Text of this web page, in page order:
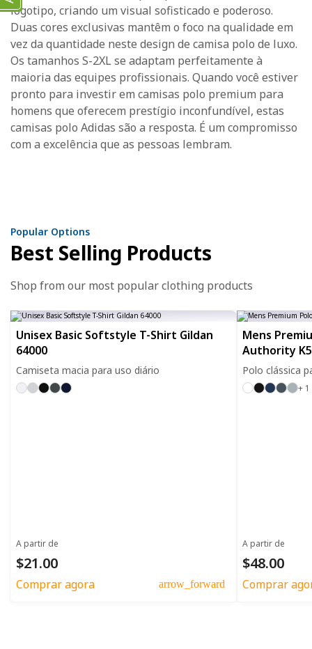
logotipo, criando um visual sofisticado e poderoso.
Duas cores exclusivas mantêm o foco na qualidade em
vez da quantidade neste design de camisa polo de luxo.
Os tamanhos S-2XL se adaptam perfeitamente à
maioria das equipes profissionais. Quando você estiver
pronto para investir em camisas polo premium para
homens que oferecem prestígio inconfundível, estas
camisas polo Adidas são a resposta. É um compromisso
com a excelência que as pessoas lembram.
Popular Options
Best Selling Products
Shop from our most popular clothing products
Unisex Basic Softstyle T-Shirt Gildan
64000
Camiseta macia para uso diário
A partir de
$21.00
Comprar agora arrow_forward
Mens
Authority
Polo clássica
+ 1
A partir de
$48.00
Comprar